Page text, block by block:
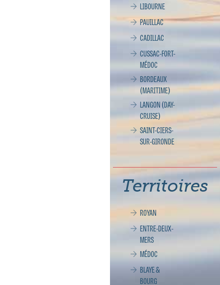
LIBOURNE
PAUILLAC
CADILLAC
CUSSAC-FORT-
MÉDOC
BORDEAUX
(MARITIME)
LANGON (DAY-
CRUISE)
SAINT-CIERS-
SUR-GIRONDE
Territoires
ROYAN
ENTRE-DEUX-
MERS
MÉDOC
BLAYE &
BOURG